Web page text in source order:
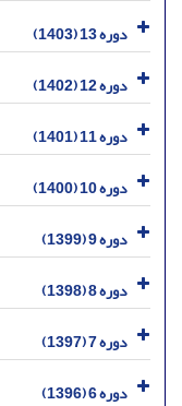
دوره 13 (1403)
دوره 12 (1402)
دوره 11 (1401)
دوره 10 (1400)
دوره 9 (1399)
دوره 8 (1398)
دوره 7 (1397)
دوره 6 (1396)